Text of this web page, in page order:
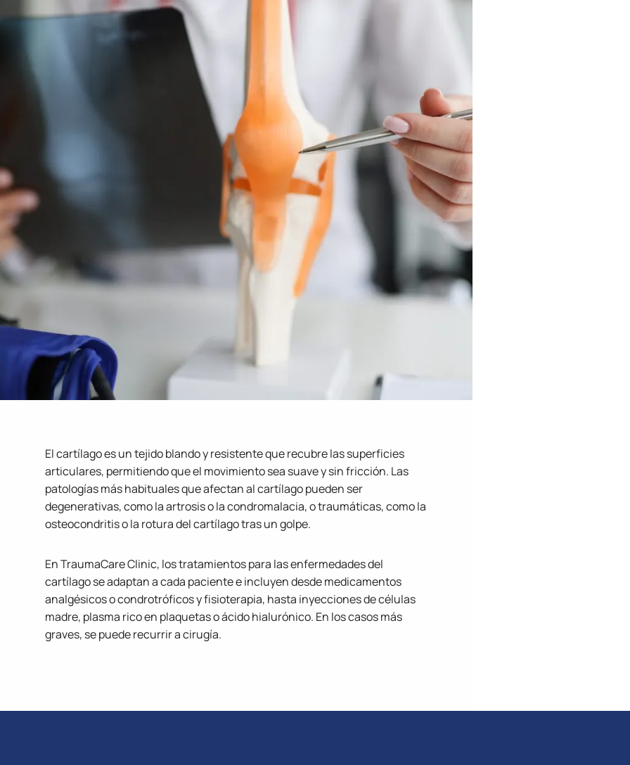
El cartílago es un tejido blando y resistente que recubre las superficies
articulares, permitiendo que el movimiento sea suave y sin fricción. Las
patologías más habituales que afectan al cartílago pueden ser
degenerativas, como la artrosis o la condromalacia, o traumáticas, como la
osteocondritis o la rotura del cartílago tras un golpe.
En TraumaCare Clinic, los tratamientos para las enfermedades del
cartílago se adaptan a cada paciente e incluyen desde medicamentos
analgésicos o condrotróficos y fisioterapia, hasta inyecciones de células
madre, plasma rico en plaquetas o ácido hialurónico. En los casos más
graves, se puede recurrir a cirugía.